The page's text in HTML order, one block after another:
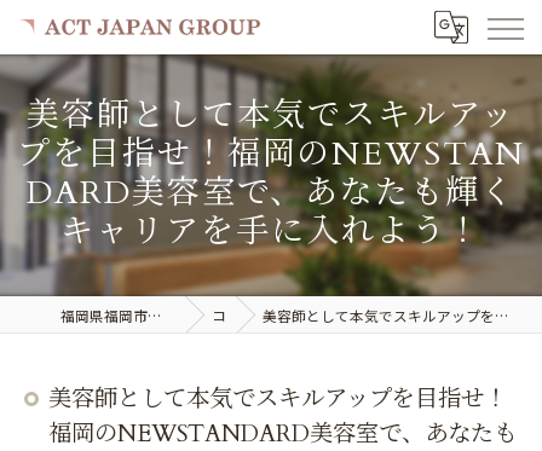
美容師として本気でスキルアッ
プを目指せ！福岡のNEWSTAN
DARD美容室で、あなたも輝く
キャリアを手に入れよう！
福岡県福岡市で美容室の求人ならACT JAPAN GROUP コラム 美容師として本気でスキルアップを目指せ！福岡のNEWSTANDARD美容室で、あなたも輝くキャリアを手に入れよう！
美容師として本気でスキルアップを目指せ！
福岡のNEWSTANDARD美容室で、あなたも